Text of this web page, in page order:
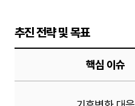
추진 전략 및 목표
핵심 이슈